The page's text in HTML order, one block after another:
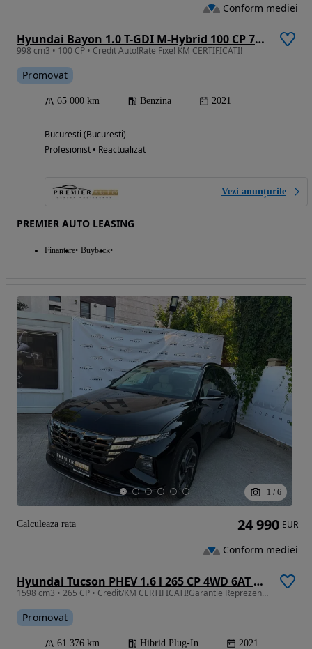
Hyundai Bayon 1.0 T-GDI M-Hybrid 100 CP 7DCT Led Line
998 cm3 • 100 CP • Credit Auto!Rate Fixe! KM CERTIFICATI!
Promovat
65 000 km Benzina 2021
Bucuresti (Bucuresti)
Profesionist • Reactualizat
Vezi anunțurile
PREMIER AUTO LEASING
Finantare Buyback
Conform mediei
1 / 6
Hyundai Tucson PHEV 1.6 l 265 CP 4WD 6AT Luxury
1598 cm3 • 265 CP • Credit/KM CERTIFICATI!Garantie Reprezentanta!
Promovat
61 376 km Hibrid Plug-In 2021
24 990 EUR
Conform mediei
Calculeaza rata